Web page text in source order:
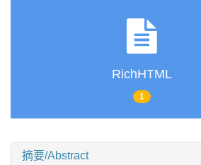
RichHTML
1
摘要/Abstract